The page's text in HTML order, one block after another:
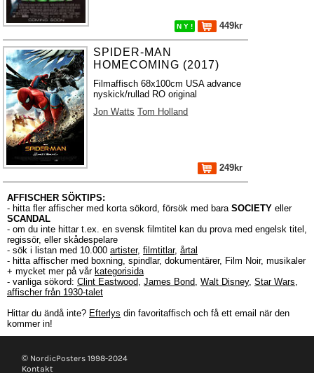
N Y ! 449kr
SPIDER-MAN
HOMECOMING (2017)
Filmaffisch 68x100cm USA advance
nyskick/rullad RO original
Jon Watts Tom Holland
249kr
AFFISCHER SÖKTIPS:
- hitta fler affischer med korta sökord, försök med bara SOCIETY eller
SCANDAL
- om du inte hittar t.ex. en svensk filmtitel kan du prova med engelsk titel,
regissör, eller skådespelare
- sök i listan med 10.000 artister, filmtitlar, årtal
- hitta affischer med boxning, spindlar, dokumentärer, Film Noir, musikaler
+ mycket mer på vår kategorisida
- vanliga sökord: Clint Eastwood, James Bond, Walt Disney, Star Wars,
affischer från 1930-talet
Hittar du ändå inte? Efterlys din favoritaffisch och få ett email när den
kommer in!
© NordicPosters 1998-2024
Kontakt